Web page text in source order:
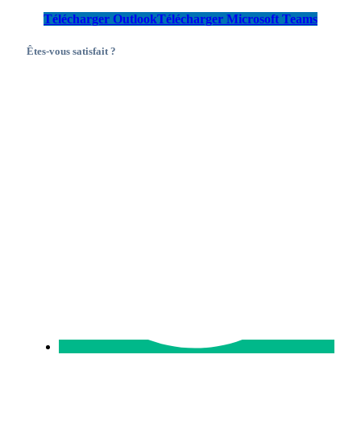
Télécharger OutlookTélécharger Microsoft Teams
Êtes-vous satisfait ?